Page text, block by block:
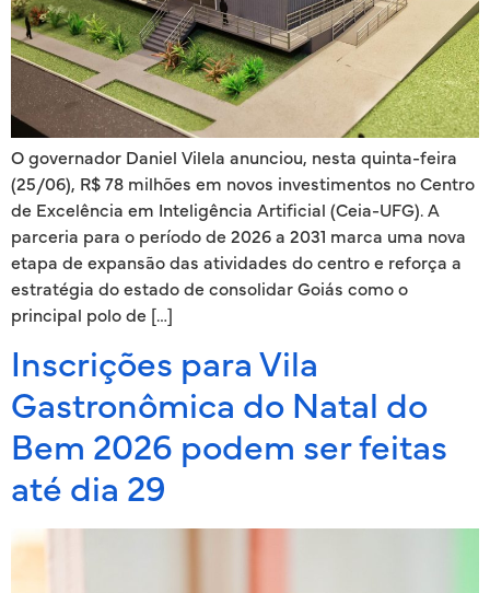
O governador Daniel Vilela anunciou, nesta quinta-feira
(25/06), R$ 78 milhões em novos investimentos no Centro
de Excelência em Inteligência Artificial (Ceia-UFG). A
parceria para o período de 2026 a 2031 marca uma nova
etapa de expansão das atividades do centro e reforça a
estratégia do estado de consolidar Goiás como o
principal polo de […]
Inscrições para Vila
Gastronômica do Natal do
Bem 2026 podem ser feitas
até dia 29